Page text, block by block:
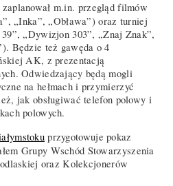
zaplanował m.in. przegląd filmów
„Inka”, „Obława”) oraz turniej
„Dywizjon 303”, „Znaj Znak”,
Będzie też gawęda o 4
AK, z prezentacją
Odwiedzający będą mogli
na hełmach i przymierzyć
jak obsługiwać telefon polowy i
polowych.
przygotowuje pokaz
Grupy Wschód Stowarzyszenia
oraz Kolekcjonerów